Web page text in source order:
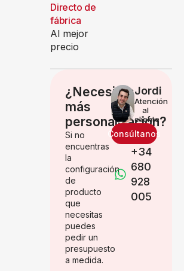
Directo de
fábrica
Al mejor
precio
¿Necesitas
más
personalización?
Si no
encuentras
la
configuración
de
producto
que
necesitas
puedes
pedir un
presupuesto
a medida.
Jordi
Atención
al
cliente
Consúltanos
+34
680
928
005